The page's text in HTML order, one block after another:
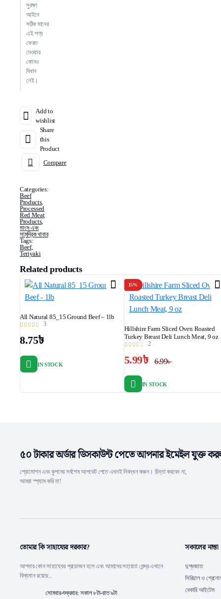
সুরক্ষা
আইনে
সঠিক মানের
এই পণ্য
ফেরত
দেওয়ার
কোনও
বিধান
নেই।
Add to
wishlist
Share
this
Product
Compare
Categories:
Beef
Products,
Processed
Red Meat
Products,
মাংস এবং
সামুদ্রিক খাবার
Tags:
Beef,
Teriyaki
Related products
All Natural 85_15 Ground Beef – 1lb
3
8.75৳
IN STOCK
15%
Hillshire Farm Sliced Oven Roasted
Turkey Breast Deli Lunch Meat, 9 oz
2
6.99৳
was:
5.99৳
is:
IN STOCK
৫০ টাকার অর্ডার ডিসকাউন্ট পেতে আপনার ইমেইল যুক্ত
প্রোমোশন এবং কুপনের সর্বশেষ আপডেট পেতে এখনই নিবন্ধন করুন। চিন্তা করবেন না,
আমরা স্প্যাম করি না!
তোমার কি সাহায্যের দরকার?
আপনার কোন সাহায্যের প্রয়োজন হলে এবং আমাদের সহায়তা কেন্দ্র এখানে
বিদ্যমান রয়েছে..
সোমবার-শুক্রবার: সকাল ৮টা-রাত ৯টা
সকালের
দুগ্ধজাত
সিরিয়াল ও
বেকারি আইটেম